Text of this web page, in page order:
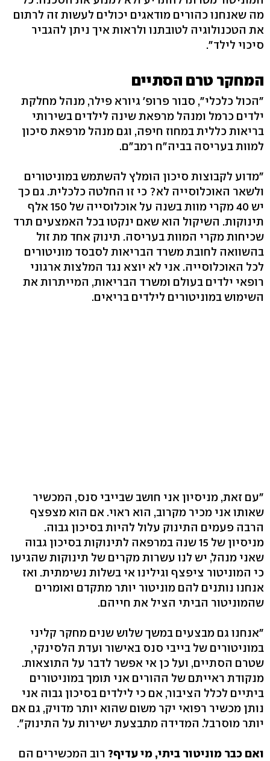
מה שאנחנו כהורים מודאגים יכולים לעשות זה לרתום
את הטכנולוגיה לטובתנו ולראות איך ניתן להגביר
סיכוי לילד‭."‬
המחקר טרם הסתיים
"הכול כלכלי", סבור פרופ' גיורא פילר, מנהל מחלקת
ילדים כרמל ומנהל מרפאת שינה לילדים בשירותי
בריאות כללית במחוז חיפה, וגם מנהל מרפאת סיכון
למוות בעריסה בביה"ח רמב"ם.
"מדוע לקבוצות סיכון הומלץ להשתמש במוניטורים
ולשאר האוכלוסייה לא? כי זו החלטה כלכלית. גם כך
יש 40 מקרי מוות בשנה על אוכלוסייה של 150 אלף
תינוקות. השיקול הוא שאם ינקטו בכל האמצעים תרד
שכיחות מקרי המוות בעריסה. תינוק אחד מת זול
בהשוואה לחובת משרד הבריאות לסבסד מוניטורים
לכל האוכלוסייה. אני לא יוצא נגד המלצות ארגוני
רופאי ילדים בעולם ומשרד הבריאות, המייתרות את
השימוש במוניטורים לילדים בריאים.
"עם זאת, מניסיון אני חושב שבייבי סנס, המכשיר
שאותו אני מכיר מקרוב, הוא ראוי. אם הוא מצפצף
הרבה פעמים התינוק עלול להיות בסיכון גבוה.
מניסיון של 15 שנה במרפאה לתינוקות בסיכון גבוה
שאני מנהל, יש לנו עשרות מקרים של תינוקות שהגיעו
כי המוניטור ציפצף וגילינו אי בשלות נשימתית. ואז
אנחנו נותנים להם מוניטור יותר מתקדם ואומרים
שהמוניטור הביתי הציל את חייהם.
"אנחנו גם מבצעים במשך שלוש שנים מחקר קליני
במוניטורים של בייבי סנס באישור ועדת הלסינקי,
שטרם הסתיים, ועל כן אי אפשר לדבר על התוצאות.
מנקודת ראייתם של ההורים אני תומך במוניטורים
ביתיים לכלל הציבור, אם כי לילדים בסיכון גבוה אני
נותן מכשיר רפואי יקר משום שהוא יותר מדויק, גם אם
יותר מוסרבל. המדידה מתבצעת ישירות על התינוק‭."‬
ואם כבר מוניטור ביתי, מי עדיף? רוב המכשירים הם